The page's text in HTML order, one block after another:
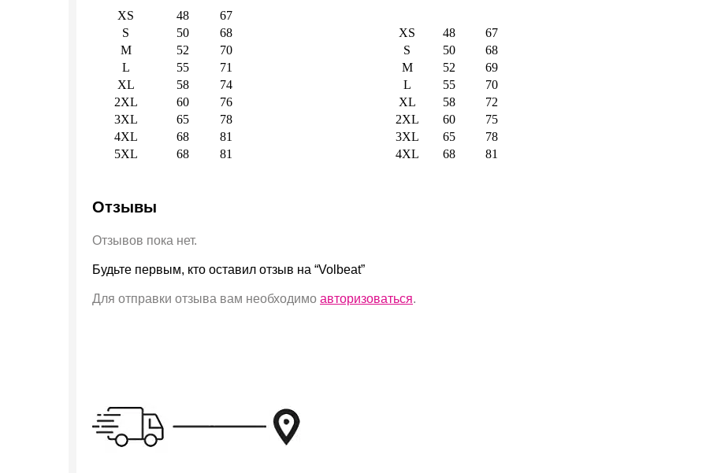
XS 48
67
S
50
68
M
52
70
L
55
71
XL
58
74
2XL
60
76
3XL
65
78
4XL
68
81
5XL
68 81
XS 48
67
S
50
68
M
52
69
L
55
70
XL
58
72
2XL
60
75
3XL
65
78
4XL
68 81
Отзывы
Отзывов пока нет.
Будьте первым, кто оставил отзыв на “Volbeat”
Для отправки отзыва вам необходимо авторизоваться.